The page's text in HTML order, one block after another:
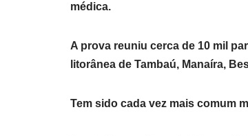
médica.
A prova reuniu cerca de 10 mil
litorânea de Tambaú, Manaíra,
Tem sido cada vez mais comum